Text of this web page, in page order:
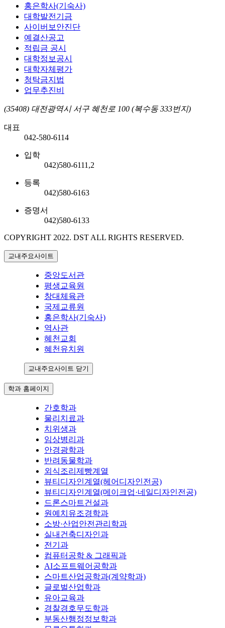
홍은학사(기숙사)
대학발전기금
사이버보안진단
예결산공고
적립금 공시
대학정보공시
대학자체평가
청탁금지법
업무추진비
(35408) 대전광역시 서구 혜천로 100 (복수동 333번지)
대표
042-580-6114
입학
042)580-6111,2
등록
042)580-6163
증명서
042)580-6133
COPYRIGHT 2022. DST ALL RIGHTS RESERVED.
교내주요사이트
중앙도서관
평생교육원
창대체육관
국제교류원
홍은학사(기숙사)
역사관
혜천교회
혜천유치원
교내주요사이트 닫기
학과 홈페이지
간호학과
물리치료과
치위생과
임상병리과
안경광학과
반려동물학과
외식조리제빵계열
뷰티디자인계열(헤어디자인전공)
뷰티디자인계열(메이크업·네일디자인전공)
드론스마트건설과
원예치유조경학과
소방·산업안전관리학과
실내건축디자인과
전기과
컴퓨터공학 & 그래픽과
AI소프트웨어공학과
스마트산업공학과(계약학과)
글로벌산업학과
유아교육과
경찰경호무도학과
부동산행정정보학과